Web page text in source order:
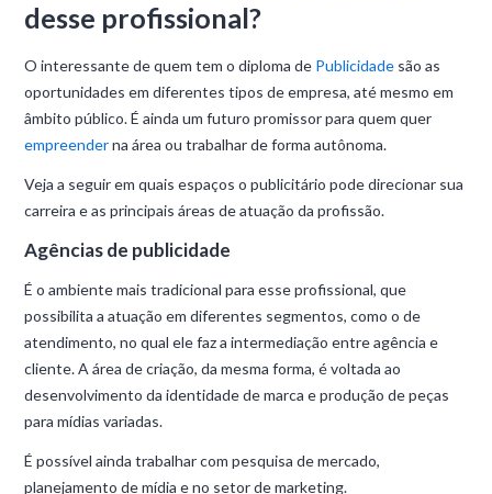
desse profissional?
O interessante de quem tem o diploma de Publicidade são as
oportunidades em diferentes tipos de empresa, até mesmo em
âmbito público. É ainda um futuro promissor para quem quer
empreenderna área ou trabalhar de forma autônoma.
Veja a seguir em quais espaços o publicitário pode direcionar sua
carreira e as principais áreas de atuação da profissão.
Agências de publicidade
É o ambiente mais tradicional para esse profissional, que
possibilita a atuação em diferentes segmentos, como o de
atendimento, no qual ele faz a intermediação entre agência e
cliente. A área de criação, da mesma forma, é voltada ao
desenvolvimento da identidade de marca e produção de peças
para mídias variadas.
É possível ainda trabalhar com pesquisa de mercado,
planejamento de mídia e no setor de marketing.